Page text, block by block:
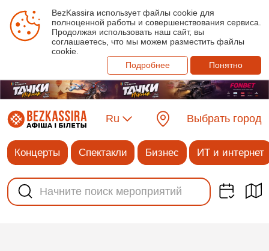
BezKassira использует файлы cookie для
полноценной работы и совершенствования сервиса.
Продолжая использовать наш сайт, вы
соглашаетесь, что мы можем разместить файлы
cookie.
Подробнее
Понятно
Ru Выбрать город
Концерты Спектакли Бизнес ИТ и интернет